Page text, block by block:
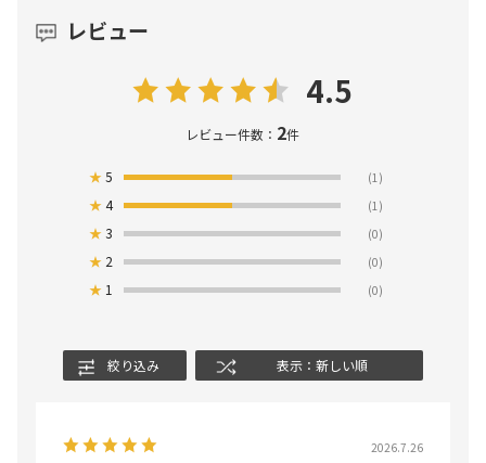
レビュー
4.5
レビュー件数： 2件
★5 (1)
★4 (1)
★3 (0)
★ 2 (0)
★ 1 (0)
絞り込み 表示：新しい順
2026.7.26